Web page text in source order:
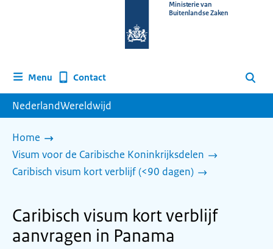
homepage
Ministerie van
Buitenlandse Zaken
Menu Contact Zoeken
NederlandWereldwijd
Home
Visum voor de Caribische Koninkrijksdelen
Caribisch visum kort verblijf (<90 dagen)
Caribisch visum kort verblijf
aanvragen in Panama